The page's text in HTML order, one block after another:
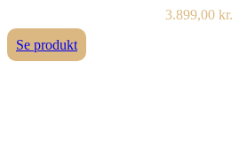
3.899,00 kr.
Se produkt